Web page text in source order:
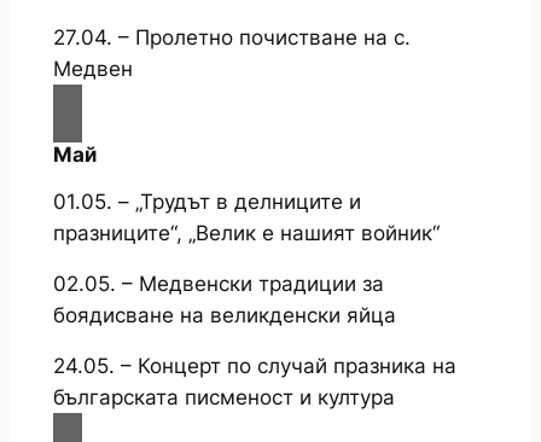
27.04. – Пролетно почистване на с.
Медвен
Май
01.05. – „Трудът в делниците и
празниците“, „Велик е нашият войник“
02.05. – Медвенски традиции за
боядисване на великденски яйца
24.05. – Концерт по случай празника на
българската писменост и култура